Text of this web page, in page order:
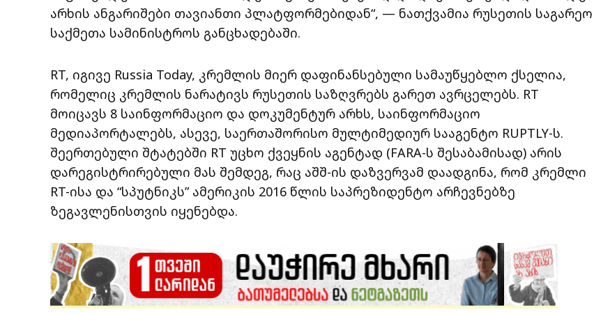
არხის ანგარიშები თავიანთი პლატფორმებიდან“, — ნათქვამია რუსეთის საგარეო
საქმეთა სამინისტროს განცხადებაში.
RT, იგივე Russia Today, კრემლის მიერ დაფინანსებული სამაუწყებლო ქსელია,
რომელიც კრემლის ნარატივს რუსეთის საზღვრებს გარეთ ავრცელებს. RT
მოიცავს 8 საინფორმაციო და დოკუმენტურ არხს, საინფორმაციო
მედიაპორტალებს, ასევე, საერთაშორისო მულტიმედიურ სააგენტო RUPTLY-ს.
შეერთებული შტატებში RT უცხო ქვეყნის აგენტად (FARA-ს შესაბამისად) არის
დარეგისტრირებული მას შემდეგ, რაც აშშ-ის დაზვერვამ დაადგინა, რომ კრემლი
RT-ისა და “სპუტნიკს” ამერიკის 2016 წლის საპრეზიდენტო არჩევნებზე
ზეგავლენისთვის იყენებდა.